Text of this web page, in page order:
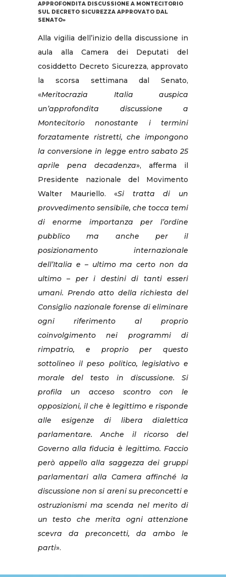
APPROFONDITA DISCUSSIONE A MONTECITORIO
SUL DECRETO SICUREZZA APPROVATO DAL
SENATO»
Alla vigilia dell’inizio della discussione in
aula alla Camera dei Deputati del
cosiddetto Decreto Sicurezza, approvato
la scorsa settimana dal Senato,
«Meritocrazia Italia auspica
un’approfondita discussione a
Montecitorio nonostante i termini
forzatamente ristretti, che impongono
la conversione in legge entro sabato 25
aprile pena decadenza», afferma il
Presidente nazionale del Movimento
Walter Mauriello. «Si tratta di un
provvedimento sensibile, che tocca temi
di enorme importanza per l’ordine
pubblico ma anche per il
posizionamento internazionale
dell’Italia e – ultimo ma certo non da
ultimo – per i destini di tanti esseri
umani. Prendo atto della richiesta del
Consiglio nazionale forense di eliminare
ogni riferimento al proprio
coinvolgimento nei programmi di
rimpatrio, e proprio per questo
sottolineo il peso politico, legislativo e
morale del testo in discussione. Si
profila un acceso scontro con le
opposizioni, il che è legittimo e risponde
alle esigenze di libera dialettica
parlamentare. Anche il ricorso del
Governo alla fiducia è legittimo. Faccio
però appello alla saggezza dei gruppi
parlamentari alla Camera affinché la
discussione non si areni su preconcetti e
ostruzionismi ma scenda nel merito di
un testo che merita ogni attenzione
scevra da preconcetti, da ambo le
parti».